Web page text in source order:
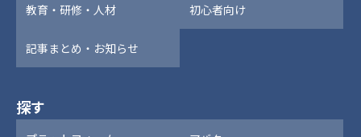
教育・研修・人材 初心者向け
記事まとめ・お知らせ
探す